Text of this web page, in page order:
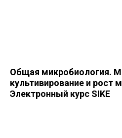
Общая микробиология.
культивирование и рост
Электронный курс SIKE